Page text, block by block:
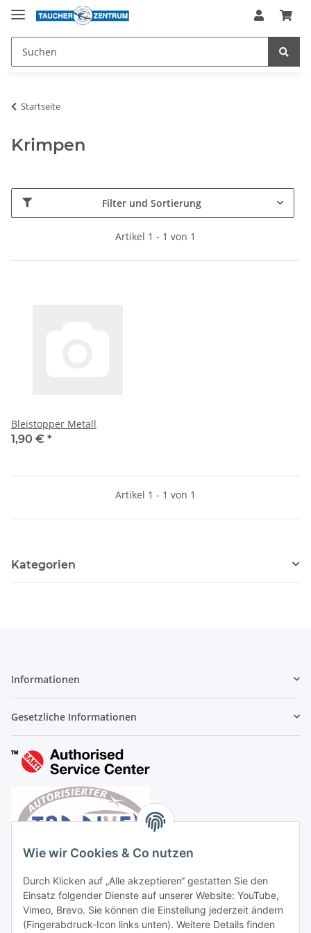
Startseite
Krimpen
Filter und Sortierung
Artikel 1 - 1 von 1
Bleistopper Metall
1,90 € *
Artikel 1 - 1 von 1
Kategorien
Informationen
Gesetzliche Informationen
Wie wir Cookies & Co nutzen
Durch Klicken auf „Alle akzeptieren“ gestatten Sie den
Einsatz folgender Dienste auf unserer Website: YouTube,
Vimeo, Brevo. Sie können die Einstellung jederzeit ändern
(Fingerabdruck-Icon links unten). Weitere Details finden